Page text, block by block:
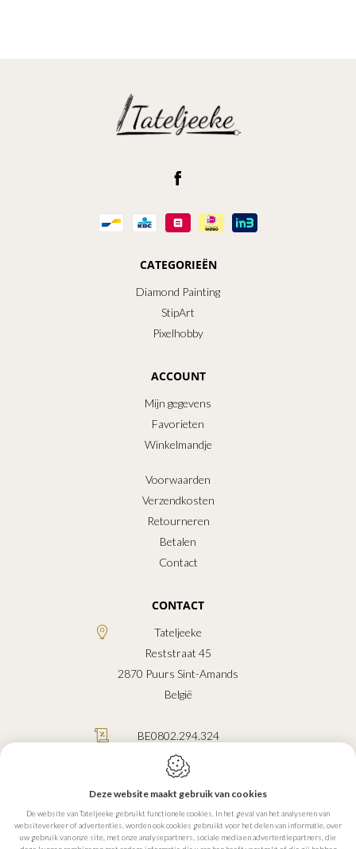
CATEGORIEËN
Diamond Painting
StipArt
Pixelhobby
ACCOUNT
Mijn gegevens
Favorieten
Winkelmandje
Voorwaarden
Verzendkosten
Retourneren
Betalen
Contact
CONTACT
Tateljeeke
Reststraat 45
2870 Puurs Sint-Amands
België
BE0802.294.324
0472.47.95.03
info@tateljeeke.be
Deze website maakt gebruik van cookies
De website van Tateljeeke gebruikt functionele cookies. In het geval van het analyseren van
websiteverkeer of advertenties, worden ook cookies gebruikt voor het delen van informatie, over
uw gebruik van onze site, met onze analysepartners, sociale media en advertentiepartners, die